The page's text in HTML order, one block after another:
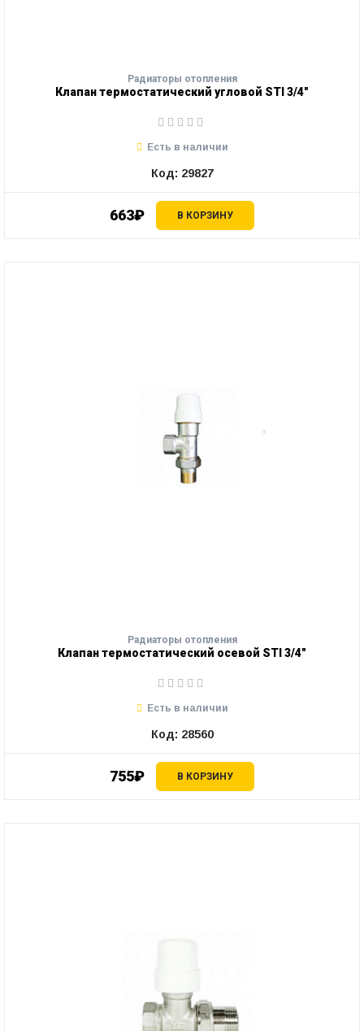
Радиаторы отопления
Клапан термостатический угловой STI 3/4"
663₽ В КОРЗИНУ
Есть в наличии
Код: 29827
Радиаторы отопления
Клапан термостатический осевой STI 3/4"
755₽ В КОРЗИНУ
Есть в наличии
Код: 28560